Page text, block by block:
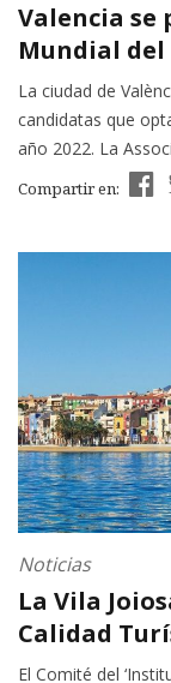
Valencia se
Mundial del
La ciudad de
candidatas que
año 2022. La
Compartir en:
Noticias
La Vila
Calidad
El Comité del